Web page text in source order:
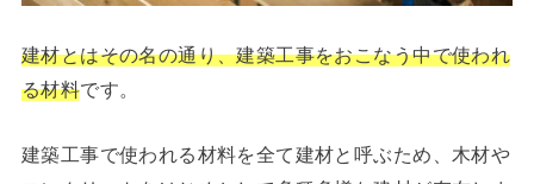
建材とはその名の通り、建築工事をおこなう中で使われ
る材料です。
建築工事で使われる材料を全て建材と呼ぶため、木材や